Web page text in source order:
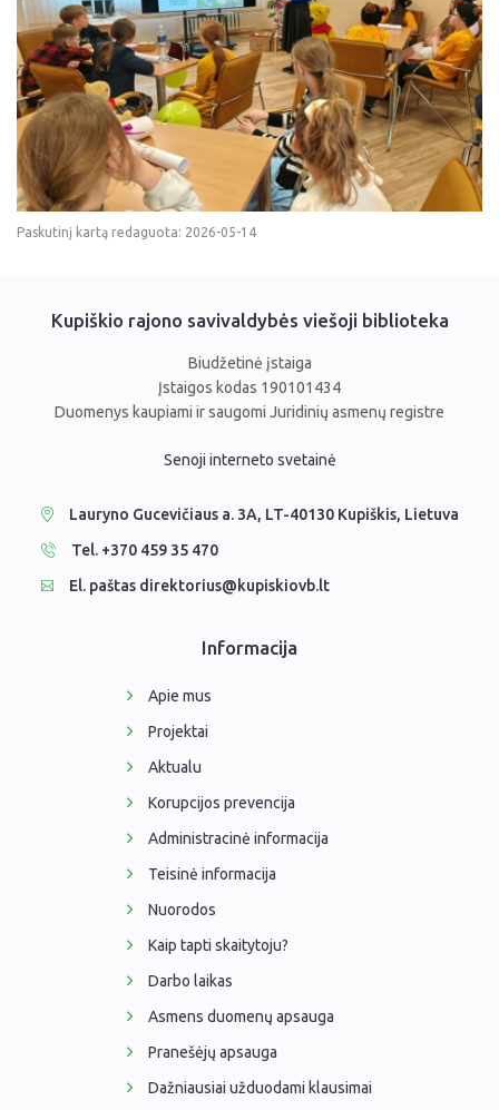
Paskutinį kartą redaguota: 2026-05-14
Kupiškio rajono savivaldybės viešoji biblioteka
Biudžetinė įstaiga
Įstaigos kodas 190101434
Duomenys kaupiami ir saugomi Juridinių asmenų registre
Senoji interneto svetainė
Lauryno Gucevičiaus a. 3A, LT-40130 Kupiškis, Lietuva
Tel. +370 459 35 470
El. paštas direktorius@kupiskiovb.lt
Informacija
Apie mus
Projektai
Aktualu
Korupcijos prevencija
Administracinė informacija
Teisinė informacija
Nuorodos
Kaip tapti skaitytoju?
Darbo laikas
Asmens duomenų apsauga
Pranešėjų apsauga
Dažniausiai užduodami klausimai